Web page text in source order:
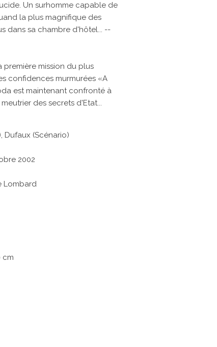
Un surhomme capable de
la plus magnifique des
dans sa chambre d'hôtel... --
mission du plus
confidences murmurées «A
est maintenant confronté à
des secrets d'Etat...
Dufaux (Scénario)
2002
Lombard
cm